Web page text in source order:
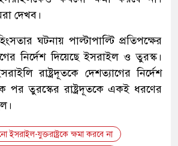
দেখব।
ঘটনায় পাল্টাপাল্টি প্রতিপক্ষের
নির্দেশ দিয়েছে ইসরাইল ও তুরস্ক।
রাষ্ট্রদূতকে দেশত্যাগের নির্দেশ
পর তুরস্কের রাষ্ট্রদূতকে একই ধরণের
ইসরাইল-যুক্তরাষ্ট্রকে ক্ষমা করবে না